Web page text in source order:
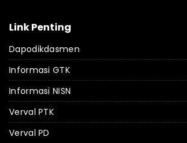
Link Penting
Dapodikdasmen
Informasi GTK
Informasi NISN
Verval PTK
Verval PD